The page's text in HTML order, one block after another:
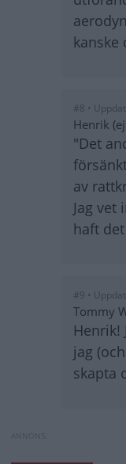
kanske
#8 •
Henrik
"Det
av
Jag
haft
#9 •
Tommy
jag
skapta